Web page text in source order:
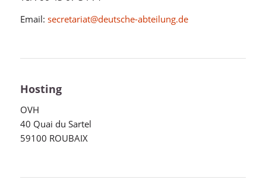
Email: secretariat@deutsche-abteilung.de
Hosting
OVH
40 Quai du Sartel
59100 ROUBAIX